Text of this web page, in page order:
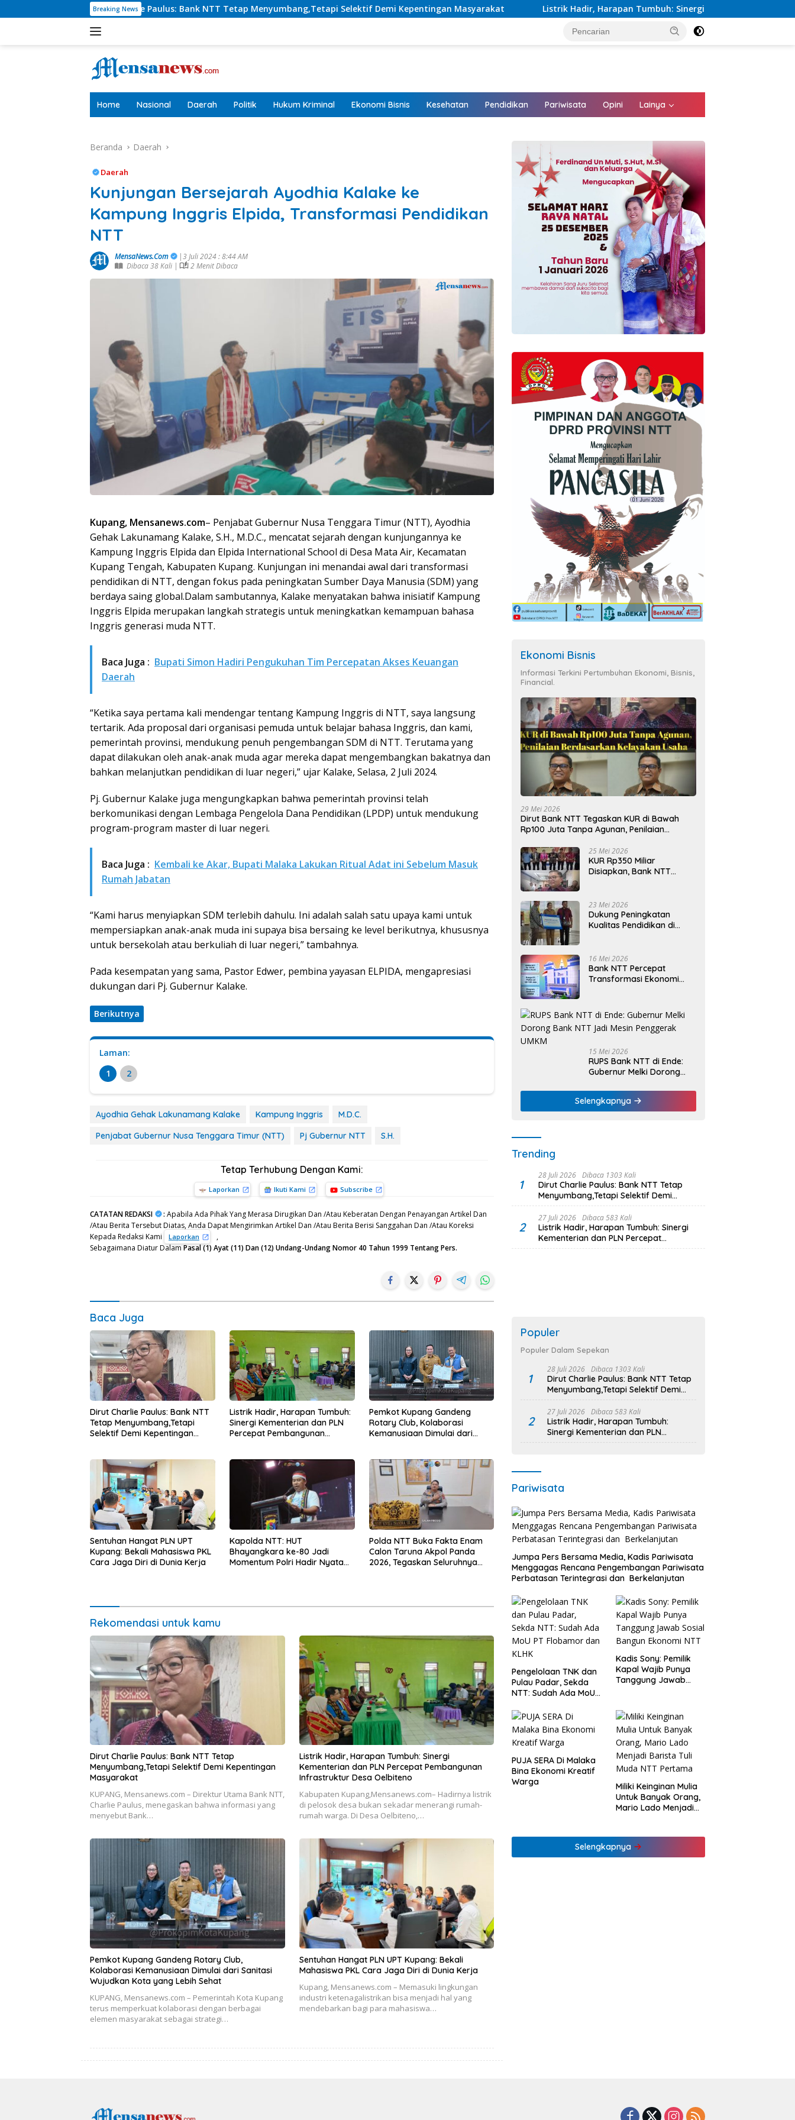
ke
Breaking News
Dirut Charlie Paulus: Bank NTT Tetap Menyumbang,Tetapi Selektif Demi Kepentingan Masyarakat Listrik Hadir, Harapan Tumbuh: Sinergi Kementerian dan PLN Percepat
Home Nasional Daerah Politik Hukum Kriminal Ekonomi Bisnis Kesehatan Pendidikan Pariwisata Opini Lainya
Beranda Daerah
Daerah
Kunjungan Bersejarah Ayodhia Kalake ke
Kampung Inggris Elpida, Transformasi Pendidikan
NTT
MensaNews.Com
|3 Juli 2024 : 8:44 AM
Dibaca 38 Kali |
2 Menit Dibaca
Kupang, Mensanews.com– Penjabat Gubernur Nusa Tenggara Timur (NTT), Ayodhia
Gehak Lakunamang Kalake, S.H., M.D.C., mencatat sejarah dengan kunjungannya ke
Kampung Inggris Elpida dan Elpida International School di Desa Mata Air, Kecamatan
Kupang Tengah, Kabupaten Kupang. Kunjungan ini menandai awal dari transformasi
pendidikan di NTT, dengan fokus pada peningkatan Sumber Daya Manusia (SDM) yang
berdaya saing global.Dalam sambutannya, Kalake menyatakan bahwa inisiatif Kampung
Inggris Elpida merupakan langkah strategis untuk meningkatkan kemampuan bahasa
Inggris generasi muda NTT.
Baca Juga : Bupati Simon Hadiri Pengukuhan Tim Percepatan Akses Keuangan
Daerah
“Ketika saya pertama kali mendengar tentang Kampung Inggris di NTT, saya langsung
tertarik. Ada proposal dari organisasi pemuda untuk belajar bahasa Inggris, dan kami,
pemerintah provinsi, mendukung penuh pengembangan SDM di NTT. Terutama yang
dapat dilakukan oleh anak-anak muda agar mereka dapat mengembangkan bakatnya dan
bahkan melanjutkan pendidikan di luar negeri,” ujar Kalake, Selasa, 2 Juli 2024.
Pj. Gubernur Kalake juga mengungkapkan bahwa pemerintah provinsi telah
berkomunikasi dengan Lembaga Pengelola Dana Pendidikan (LPDP) untuk mendukung
program-program master di luar negeri.
Baca Juga : Kembali ke Akar, Bupati Malaka Lakukan Ritual Adat ini Sebelum Masuk
Rumah Jabatan
“Kami harus menyiapkan SDM terlebih dahulu. Ini adalah salah satu upaya kami untuk
mempersiapkan anak-anak muda ini supaya bisa bersaing ke level berikutnya, khususnya
untuk bersekolah atau berkuliah di luar negeri,” tambahnya.
Pada kesempatan yang sama, Pastor Edwer, pembina yayasan ELPIDA, mengapresiasi
dukungan dari Pj. Gubernur Kalake.
Berikutnya
Laman:
1
2
Ayodhia Gehak Lakunamang Kalake Kampung Inggris
M.D.C.
Penjabat Gubernur Nusa Tenggara Timur (NTT)
Pj Gubernur NTT S.H.
Tetap Terhubung Dengan Kami:
Laporkan Ikuti Kami Subscribe
CATATAN REDAKSI : Apabila Ada Pihak Yang Merasa Dirugikan Dan /Atau Keberatan Dengan Penayangan Artikel Dan
/Atau Berita Tersebut Diatas, Anda Dapat Mengirimkan Artikel Dan /Atau Berita Berisi Sanggahan Dan /Atau Koreksi
Kepada Redaksi Kami
Laporkan
,
Sebagaimana Diatur DalamPasal (1) Ayat (11) Dan (12) Undang-Undang Nomor 40 Tahun 1999 Tentang Pers.
Baca Juga
Dirut Charlie Paulus: Bank NTT
Tetap Menyumbang,Tetapi
Selektif Demi Kepentingan
Listrik Hadir, Harapan Tumbuh:
Sinergi Kementerian dan PLN
Percepat Pembangunan
Pemkot Kupang Gandeng
Rotary Club, Kolaborasi
Kemanusiaan Dimulai dari
Sentuhan Hangat PLN UPT
Kupang: Bekali Mahasiswa PKL
Cara Jaga Diri di Dunia Kerja
Kapolda NTT: HUT
Bhayangkara ke-80 Jadi
Momentum Polri Hadir Nyata
Polda NTT Buka Fakta Enam
Calon Taruna Akpol Panda
2026, Tegaskan Seluruhnya
Rekomendasi untuk kamu
Dirut Charlie Paulus: Bank NTT Tetap
Menyumbang,Tetapi Selektif Demi Kepentingan
Masyarakat
KUPANG, Mensanews.com – Direktur Utama Bank NTT,
Charlie Paulus, menegaskan bahwa informasi yang
menyebut Bank…
Listrik Hadir, Harapan Tumbuh: Sinergi
Kementerian dan PLN Percepat Pembangunan
Infrastruktur Desa Oelbiteno
Kabupaten Kupang,Mensanews.com– Hadirnya listrik
di pelosok desa bukan sekadar menerangi rumah-
rumah warga. Di Desa Oelbiteno,…
Pemkot Kupang Gandeng Rotary Club,
Kolaborasi Kemanusiaan Dimulai dari Sanitasi
Wujudkan Kota yang Lebih Sehat
KUPANG, Mensanews.com – Pemerintah Kota Kupang
terus memperkuat kolaborasi dengan berbagai
elemen masyarakat sebagai strategi…
Sentuhan Hangat PLN UPT Kupang: Bekali
Mahasiswa PKL Cara Jaga Diri di Dunia Kerja
Kupang, Mensanews.com – Memasuki lingkungan
industri ketenagalistrikan bisa menjadi hal yang
mendebarkan bagi para mahasiswa…
Ekonomi Bisnis
Informasi Terkini Pertumbuhan Ekonomi, Bisnis,
Financial.
29 Mei 2026
Dirut Bank NTT Tegaskan KUR di Bawah
Rp100 Juta Tanpa Agunan, Penilaian
25 Mei 2026
KUR Rp350 Miliar
Disiapkan, Bank NTT
23 Mei 2026
Dukung Peningkatan
Kualitas Pendidikan di
Mahasiswa Universitas
Katolik Weetebula
16 Mei 2026
Bank NTT Percepat
Transformasi Ekonomi
Baru
15 Mei 2026
RUPS Bank NTT di Ende:
Gubernur Melki Dorong
Penggerak UMKM
Selengkapnya
Trending
1
28 Juli 2026 Dibaca 1303 Kali
Dirut Charlie Paulus: Bank NTT Tetap
Menyumbang,Tetapi Selektif Demi
Kepentingan Masyarakat
2
27 Juli 2026 Dibaca 583 Kali
Listrik Hadir, Harapan Tumbuh: Sinergi
Kementerian dan PLN Percepat
Pembangunan Infrastruktur Desa
Populer
Populer Dalam Sepekan
1
28 Juli 2026 Dibaca 1303 Kali
Dirut Charlie Paulus: Bank NTT Tetap
Menyumbang,Tetapi Selektif Demi
Kepentingan Masyarakat
2
27 Juli 2026 Dibaca 583 Kali
Listrik Hadir, Harapan Tumbuh:
Sinergi Kementerian dan PLN
Percepat Pembangunan Infrastruktur
Pariwisata
Jumpa Pers Bersama Media, Kadis Pariwisata
Menggagas Rencana Pengembangan Pariwisata
Perbatasan Terintegrasi dan Berkelanjutan
Pengelolaan TNK dan
Pulau Padar, Sekda
NTT: Sudah Ada MoU
KLHK
Kadis Sony: Pemilik
Kapal Wajib Punya
Tanggung Jawab
PUJA SERA Di Malaka
Bina Ekonomi Kreatif
Warga
Miliki Keinginan Mulia
Untuk Banyak Orang,
Mario Lado Menjadi
Selengkapnya